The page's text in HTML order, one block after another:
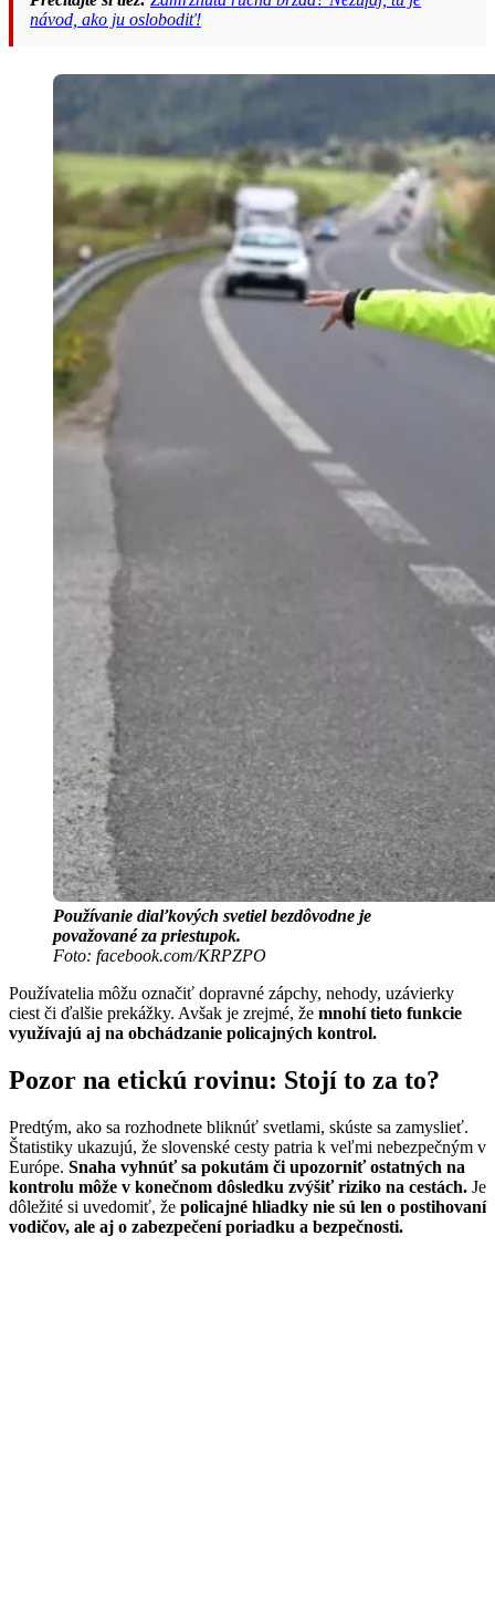
návod, ako ju oslobodiť!
Používanie diaľkových svetiel bezdôvodne je
považované za priestupok.
Foto: facebook.com/KRPZPO
Používatelia môžu označiť dopravné zápchy, nehody, uzávierky
ciest či ďalšie prekážky. Avšak je zrejmé, že mnohí tieto funkcie
využívajú aj na obchádzanie policajných kontrol.
Pozor na etickú rovinu: Stojí to za to?
Predtým, ako sa rozhodnete bliknúť svetlami, skúste sa zamyslieť.
Štatistiky ukazujú, že slovenské cesty patria k veľmi nebezpečným v
Európe. Snaha vyhnúť sa pokutám či upozorniť ostatných na
kontrolu môže v konečnom dôsledku zvýšiť riziko na cestách. Je
dôležité si uvedomiť, že policajné hliadky nie sú len o postihovaní
vodičov, ale aj o zabezpečení poriadku a bezpečnosti.